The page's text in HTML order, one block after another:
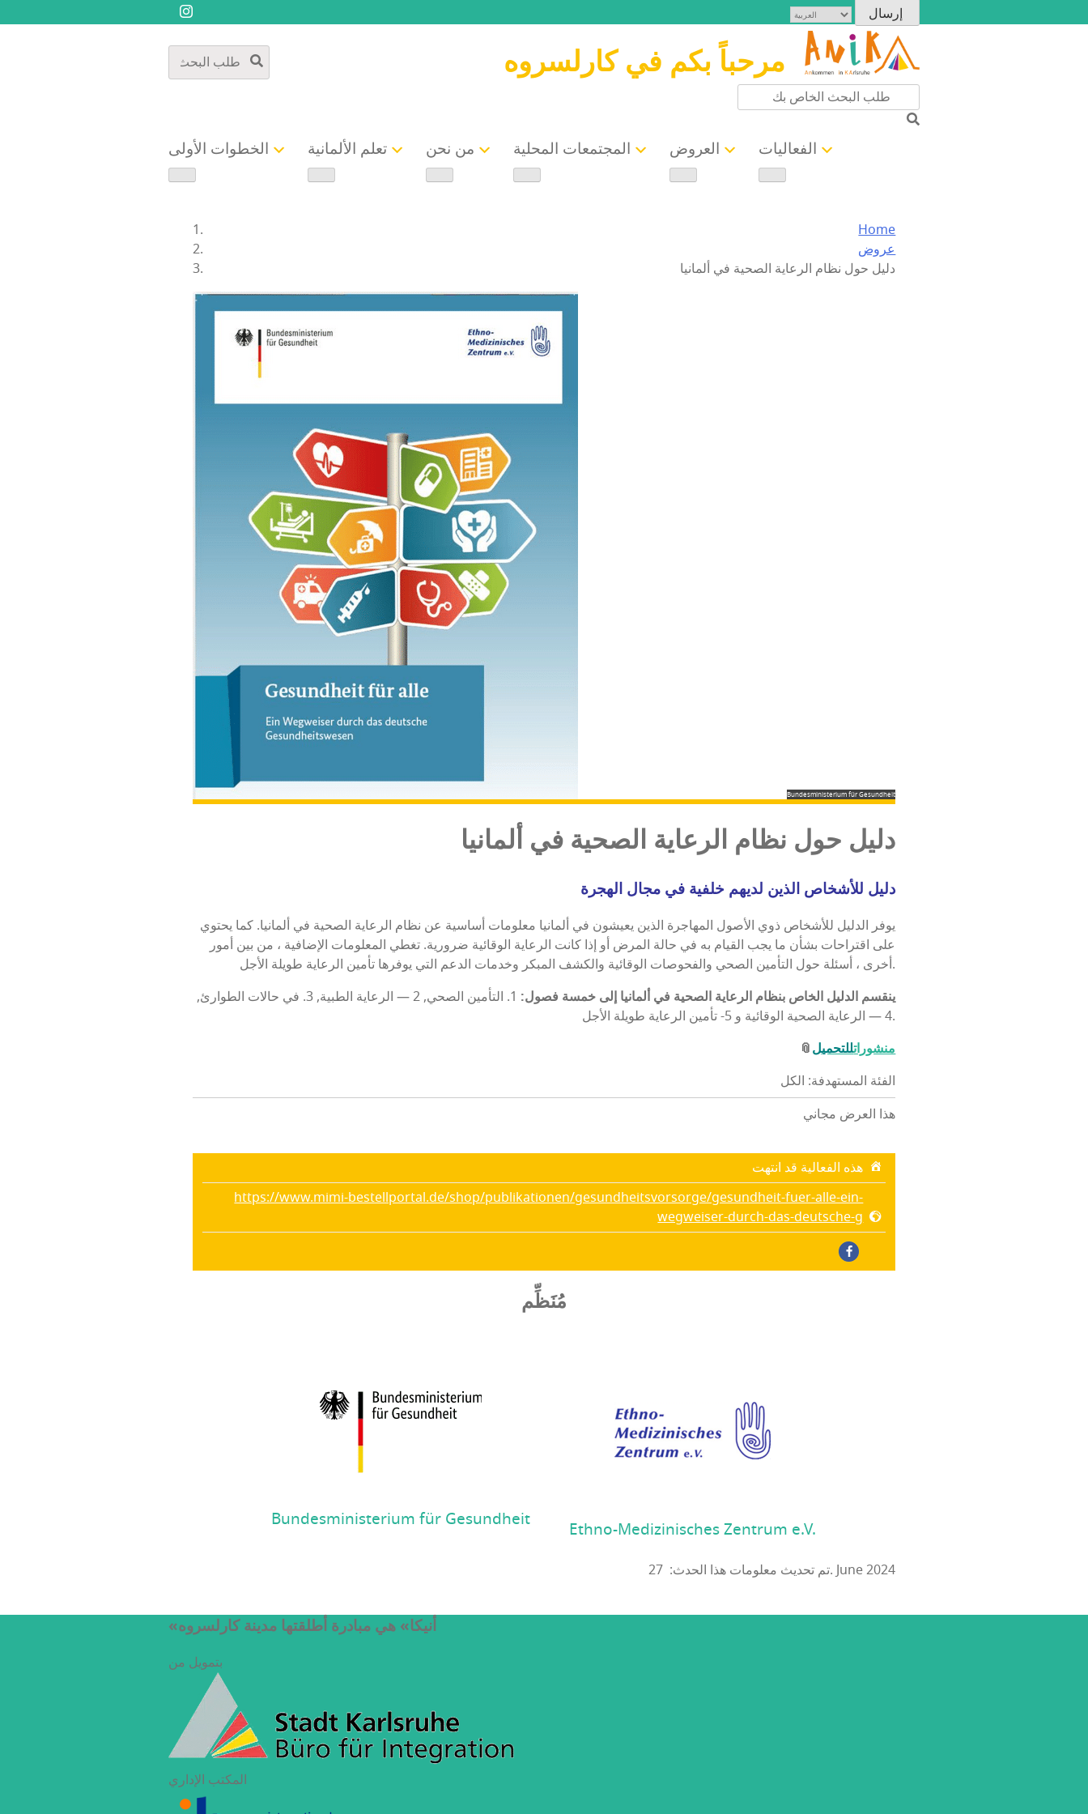
مرحباً بكم في كارلسروه
الخطوات الأولى تعلم الألمانية من نحن المجتمعات المحلية العروض الفعاليات
Home
عروض
دليل حول نظام الرعاية الصحية في ألمانيا
Bundesministerium für Gesundheit
دليل حول نظام الرعاية الصحية في ألمانيا
دليل للأشخاص الذين لديهم خلفية في مجال الهجرة
يوفر الدليل للأشخاص ذوي الأصول المهاجرة الذين يعيشون في ألمانيا معلومات أساسية عن نظام الرعاية الصحية في ألمانيا. كما يحتوي
على اقتراحات بشأن ما يجب القيام به في حالة المرض أو إذا كانت الرعاية الوقائية ضرورية. تغطي المعلومات الإضافية ، من بين أمور
أخرى ، أسئلة حول التأمين الصحي والفحوصات الوقائية والكشف المبكر وخدمات الدعم التي يوفرها تأمين الرعاية طويلة الأجل.
ينقسم الدليل الخاص بنظام الرعاية الصحية في ألمانيا إلى خمسة فصول:
1. التأمين الصحي, 2 — الرعاية الطبية, 3. في حالات الطوارئ,
4 — الرعاية الصحية الوقائية و 5- تأمين الرعاية طويلة الأجل.
📎
منشوراتللتحميل
الفئة المستهدفة: الكل
هذا العرض مجاني
هذه الفعالية قد انتهت
https://www.mimi-bestellportal.de/shop/publikationen/gesundheitsvorsorge/gesundheit-fuer-alle-ein-
wegweiser-durch-das-deutsche-g
مُنَظِّم
Bundesministerium für Gesundheit Ethno-Medizinisches Zentrum e.V.
تم تحديث معلومات هذا الحدث: 27. June 2024
«أنيكا» هي مبادرة أطلقتها مدينة كارلسروه
بتمويل من
المكتب الإداري